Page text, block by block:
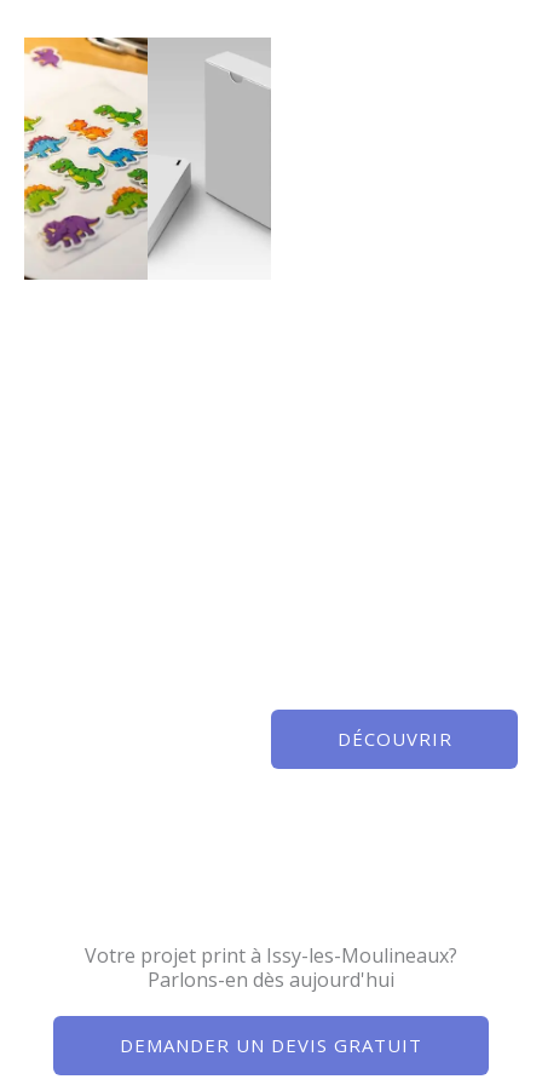
DÉCOUVRIR
Votre projet print à Issy-les-Moulineaux?
Parlons-en dès aujourd'hui
DEMANDER UN DEVIS GRATUIT